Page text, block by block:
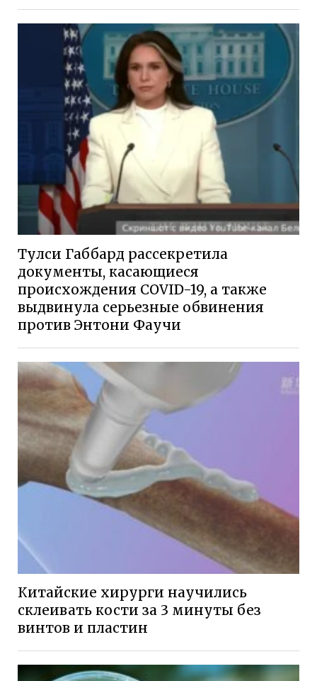
Тулси Габбард рассекретила
документы, касающиеся
происхождения COVID-19, а также
выдвинула серьезные обвинения
против Энтони Фаучи
Китайские хирурги научились
склеивать кости за 3 минуты без
винтов и пластин